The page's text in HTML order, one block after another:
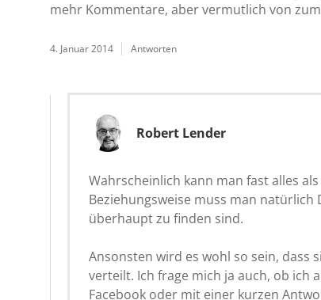
mehr Kommentare, aber vermutlich von
4. Januar 2014 Antworten
Robert Lender
Wahrscheinlich kann man fast alles
Beziehungsweise muss man
überhaupt zu finden sind.
Ansonsten wird es wohl so sein, dass
verteilt. Ich frage mich ja auch, ob ich
Facebook oder mit einer kurzen